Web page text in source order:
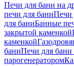
Печи для бани на
печи для баниПечи
для баниБанные
закрытой каменкой
каменкой
баниПечи для бани
парогенератором